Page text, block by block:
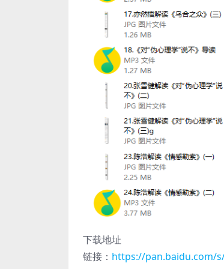
下载地址
链接： https://pan.baidu.com/s/